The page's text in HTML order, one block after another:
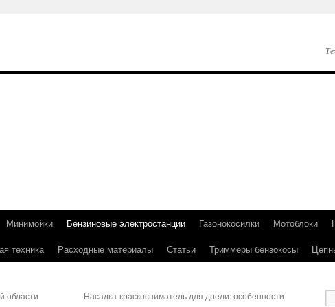
Минимойки Бензиновые электростанции Газонокосилки Мотоблоки
техника Расходные материалы Статьи Триммеры бензокосы
области
Насадка-краскосниматель для дрели: особенности